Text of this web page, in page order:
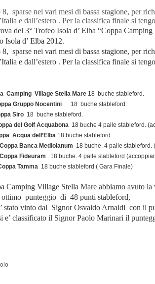
sparse nei vari mesi di bassa stagione, per
e dall’estero . Per la classifica finale si
del 3° Trofeo Isola d’ Elba “Coppa
Isola d’ Elba 2012.
sparse nei vari mesi di bassa stagione, per
e dall’estero . Per la classifica finale si
Camping Village Stella Mare 18 buche stableford.
Gruppo Nocentini 18 buche stableford.
Siro 18 buche stableford.
del Golf Acquabona 18 buche 4 palle stableford.
Acqua dell’Elba 18 buche stableford
Coppa Banca Mediolanum 18 buche. 4 palle stableford.
Coppa Fideuram 18 buche. 4 palle stableford
Tamma 18 buche stableford ( Gara Finale)
Camping Village Stella Mare abbiamo avuto
punteggio di 48 punti stableford,
stato vinto dal Signor Osvaldo Arnaldi con il
e’ classificato il Signor Paolo Marinari il